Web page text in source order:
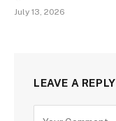
July 13, 2026
LEAVE A REPLY